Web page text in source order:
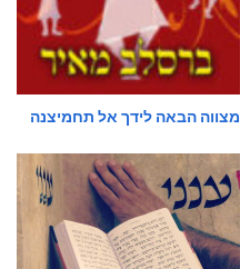
מצווה הבאה לידך אל תחמיצנה